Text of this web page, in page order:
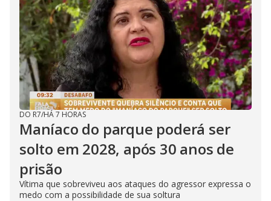
DO R7/HÁ 7 HORAS
Maníaco do parque poderá ser
solto em 2028, após 30 anos de
prisão
Vítima que sobreviveu aos ataques do agressor expressa o
medo com a possibilidade de sua soltura